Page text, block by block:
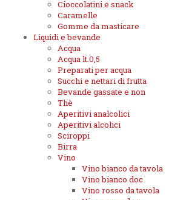
Cioccolatini e snack
Caramelle
Gomme da masticare
Liquidi e bevande
Acqua
Acqua lt.0,5
Preparati per acqua
Succhi e nettari di frutta
Bevande gassate e non
Thè
Aperitivi analcolici
Aperitivi alcolici
Sciroppi
Birra
Vino
Vino bianco da tavola
Vino bianco doc
Vino rosso da tavola